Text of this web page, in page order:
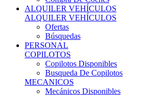
ALQUILER VEHÍCULOS
ALQUILER VEHÍCULOS
Ofertas
Búsquedas
PERSONAL
COPILOTOS
Copilotos Disponibles
Busqueda De Copilotos
MECANICOS
Mecánicos Disponibles